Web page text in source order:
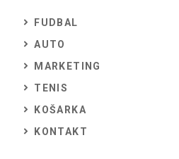
FUDBAL
AUTO
MARKETING
TENIS
KOŠARKA
KONTAKT